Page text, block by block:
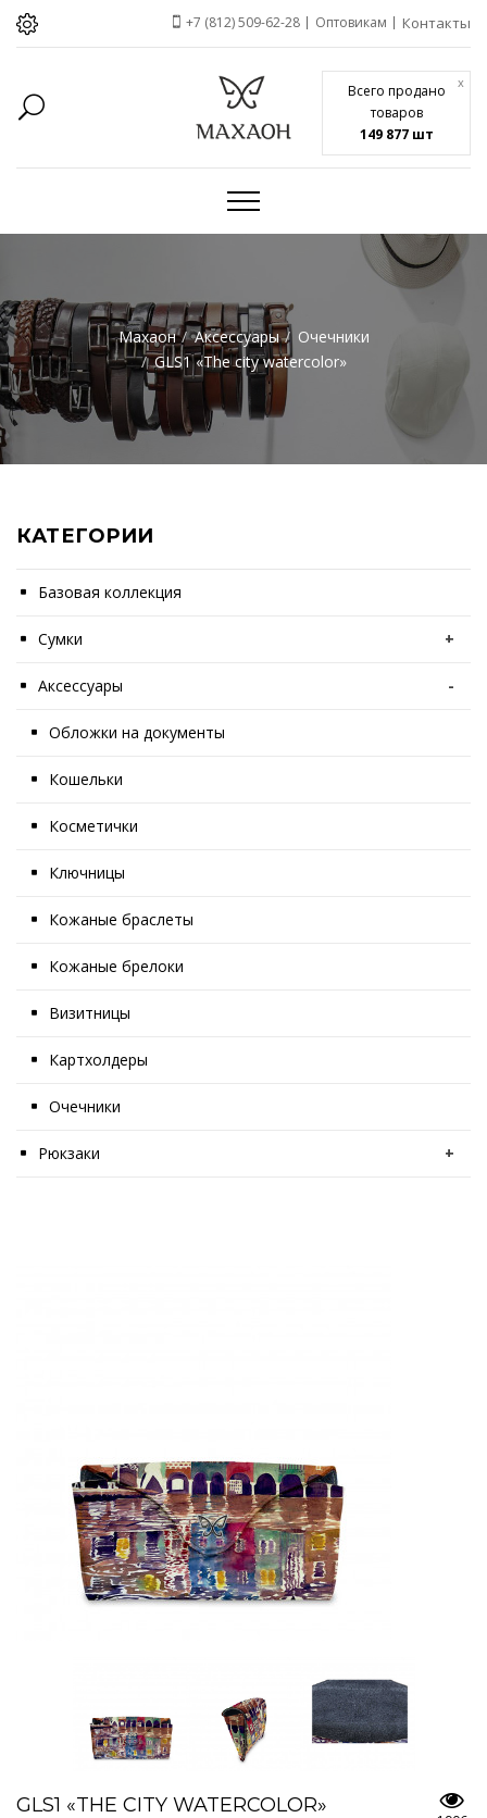
Всего продано
товаров
149 877 шт
x
+7 (812) 509-62-28 Оптовикам Контакты
Махаон Аксессуары
Очечники
GLS1 «The city watercolor»
КАТЕГОРИИ
Базовая коллекция
Сумки +
Аксессуары -
Обложки на документы
Кошельки
Косметички
Ключницы
Кожаные браслеты
Кожаные брелоки
Визитницы
Картхолдеры
Очечники
Рюкзаки +
GLS1 «THE CITY WATERCOLOR»